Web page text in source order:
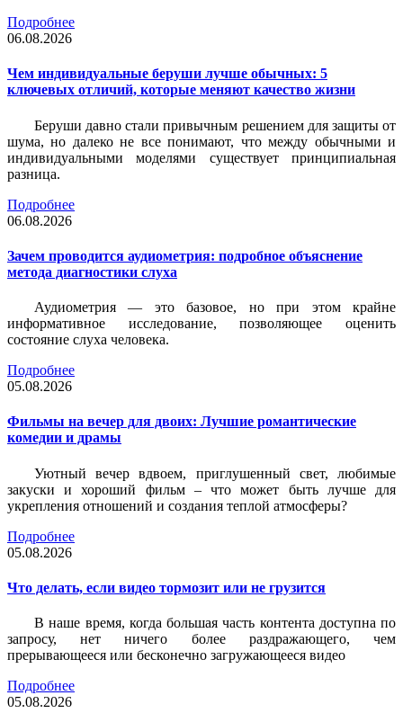
Подробнее
06.08.2026
Чем индивидуальные беруши лучше обычных: 5
ключевых отличий, которые меняют качество жизни
Беруши давно стали привычным решением для защиты от
шума, но далеко не все понимают, что между обычными и
индивидуальными моделями существует принципиальная
разница.
Подробнее
06.08.2026
Зачем проводится аудиометрия: подробное объяснение
метода диагностики слуха
Аудиометрия — это базовое, но при этом крайне
информативное исследование, позволяющее оценить
состояние слуха человека.
Подробнее
05.08.2026
Фильмы на вечер для двоих: Лучшие романтические
комедии и драмы
Уютный вечер вдвоем, приглушенный свет, любимые
закуски и хороший фильм – что может быть лучше для
укрепления отношений и создания теплой атмосферы?
Подробнее
05.08.2026
Что делать, если видео тормозит или не грузится
В наше время, когда большая часть контента доступна по
запросу, нет ничего более раздражающего, чем
прерывающееся или бесконечно загружающееся видео
Подробнее
05.08.2026